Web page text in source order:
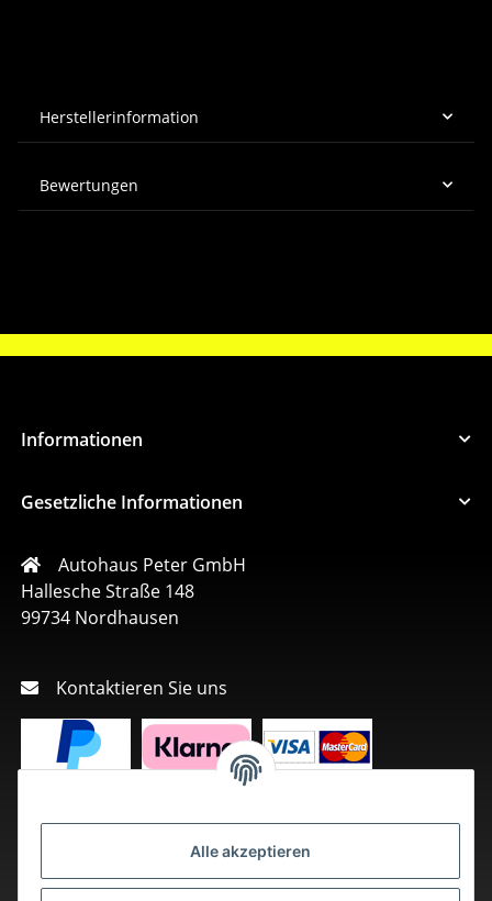
Alle akzeptieren
Herstellerinformation
Bewertungen
Informationen
Gesetzliche Informationen
Autohaus Peter GmbH
Hallesche Straße 148
99734 Nordhausen
Kontaktieren Sie uns